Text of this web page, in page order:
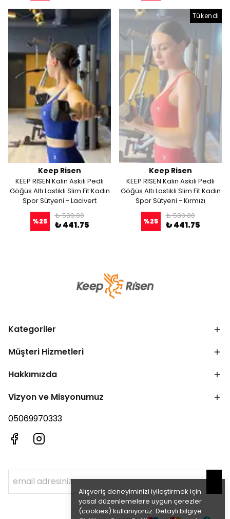
Alışveriş deneyiminizi iyileştirmek için
yasal düzenlemelere uygun çerezler
(cookies) kullanıyoruz. Detaylı bilgiye
Keep Risen
KEEP RISEN Kalın Askılı Pedli
Göğüs Altı Lastikli Slim Fit Kadın
Spor Sütyeni - Lacivert
%25
₺ 589.00
₺ 441.75
Tükendi
Keep Risen
KEEP RISEN Kalın Askılı Pedli
Göğüs Altı Lastikli Slim Fit Kadın
Spor Sütyeni - Kırmızı
%25
₺ 589.00
₺ 441.75
Kategoriler
Müşteri Hizmetleri
Hakkımızda
Vizyon ve Misyonumuz
05069970333